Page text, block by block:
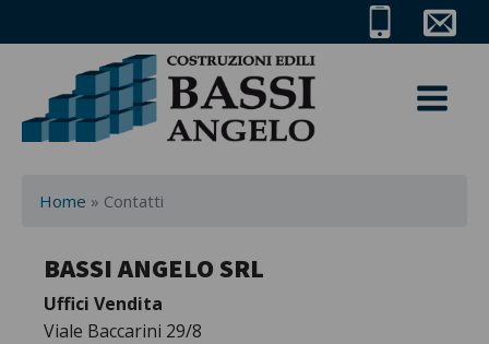
Home » Contatti
BASSI ANGELO SRL
Uffici Vendita
Viale Baccarini 29/8